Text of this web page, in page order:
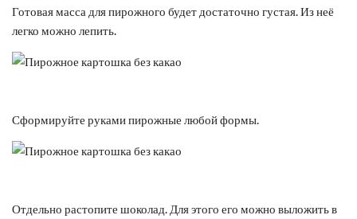
Готовая масса для пирожного будет достаточно густая. Из неё
легко можно лепить.
Сформируйте руками пирожные любой формы.
Отдельно растопите шоколад. Для этого его можно выложить в